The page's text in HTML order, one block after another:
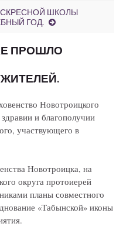
ШКОЛЫ
ГОД.
ПРОШЛО
Новотроицкого
и благополучии
участвующего в
Новотроицка, на
округа протоиерей
планы совместного
«Табынской» иконы